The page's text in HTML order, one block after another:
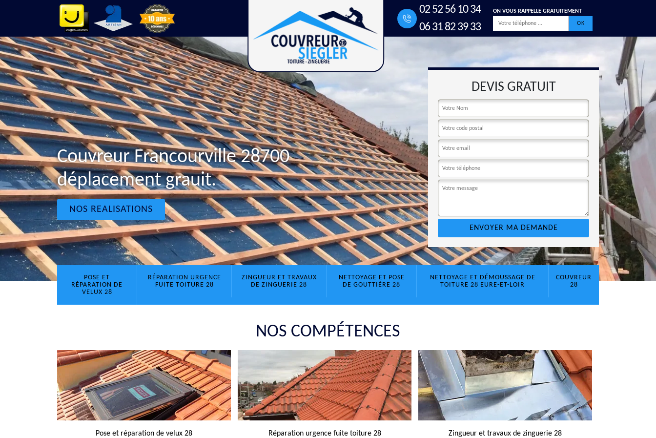
02 52 56 10 34
06 31 82 39 33
ON VOUS RAPPELLE GRATUITEMENT
Couvreur Francourville 28700
déplacement grauit.
NOS REALISATIONS
DEVIS GRATUIT
POSE ET
RÉPARATION DE
VELUX 28
RÉPARATION URGENCE
FUITE TOITURE 28
ZINGUEUR ET TRAVAUX
DE ZINGUERIE 28
NETTOYAGE ET POSE
DE GOUTTIÈRE 28
NETTOYAGE ET DÉMOUSSAGE DE
TOITURE 28 EURE-ET-LOIR
COUVREUR
28
NOS COMPÉTENCES
Pose et réparation de velux 28 Réparation urgence fuite toiture 28 Zingueur et travaux de zinguerie 28